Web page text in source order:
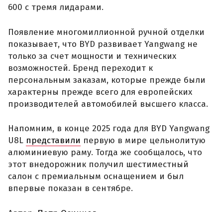
600 с тремя лидарами.
Появление многомиллионной ручной отделки
показывает, что BYD развивает Yangwang не
только за счет мощности и технических
возможностей. Бренд переходит к
персональным заказам, которые прежде были
характерны прежде всего для европейских
производителей автомобилей высшего класса.
Напомним, в конце 2025 года для BYD Yangwang
U8L представили первую в мире цельнолитую
алюминиевую раму. Тогда же сообщалось, что
этот внедорожник получил шестиместный
салон с премиальным оснащением и был
впервые показан в сентябре.